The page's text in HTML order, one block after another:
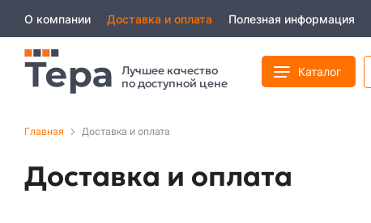
О компании Доставка и оплата Полезная информация
Лучшее качество
по доступной цене
Каталог
Главная Доставка и оплата
Доставка и оплата